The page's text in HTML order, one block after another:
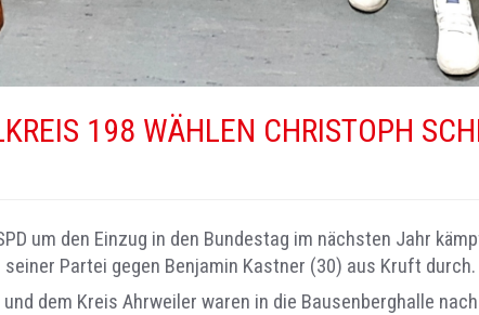
198 WÄHLEN CHRISTOPH
um den Einzug in den Bundestag im nächsten Jahr
Partei gegen Benjamin Kastner (30) aus Kruft durch.
dem Kreis Ahrweiler waren in die Bausenberghalle